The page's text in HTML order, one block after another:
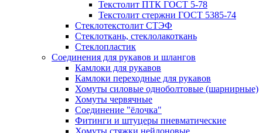
Текстолит ПТК ГОСТ 5-78
Текстолит стержни ГОСТ 5385-74
Стеклотекстолит СТЭФ
Стеклоткань, стеклолакоткань
Стеклопластик
Соединения для рукавов и шлангов
Камлоки для рукавов
Камлоки переходные для рукавов
Хомуты силовые одноболтовые (шарнирные)
Хомуты червячные
Соединение "ёлочка"
Фитинги и штуцеры пневматические
Хомуты стяжки нейлоновые